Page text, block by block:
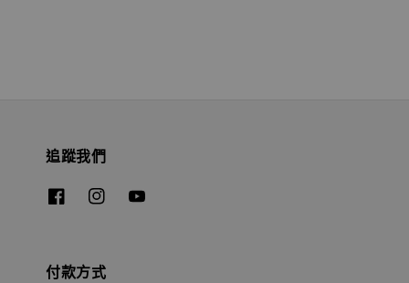
追蹤我們
付款方式